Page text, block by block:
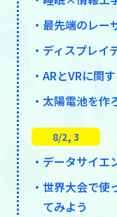
・最先端のレー
・ディスプレイ
・ARとVRに関
・太陽電池を作
8/2, 3
・データサイ
・世界大会で使
てみよう